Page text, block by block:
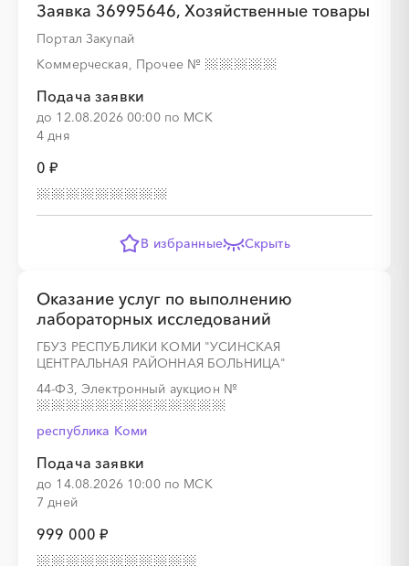
Заявка 36995646, Хозяйственные товары
Портал Закупай
Коммерческая, Прочее №
Подача заявки
до 12.08.2026 00:00 по МСК
4 дня
0 ₽
В избранные Скрыть
Оказание услуг по выполнению
лабораторных исследований
ГБУЗ РЕСПУБЛИКИ КОМИ "УСИНСКАЯ
ЦЕНТРАЛЬНАЯ РАЙОННАЯ БОЛЬНИЦА"
44-ФЗ, Электронный аукцион №
республика Коми
Подача заявки
до 14.08.2026 10:00 по МСК
7 дней
999 000 ₽